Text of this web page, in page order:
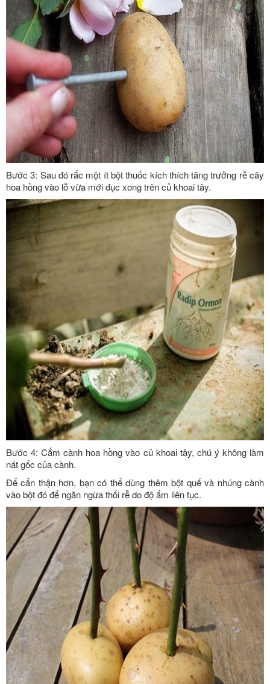
Bước 3: Sau đó rắc một ít bột thuốc kích thích tăng trưởng rễ cây
hoa hồng vào lỗ vừa mới đục xong trên củ khoai tây.
Bước 4: Cắm cành hoa hồng vào củ khoai tây, chú ý không làm
nát gốc của cành.
Để cẩn thận hơn, bạn có thể dùng thêm bột quế và nhúng cành
vào bột đó để ngăn ngừa thối rễ do độ ẩm liên tục.